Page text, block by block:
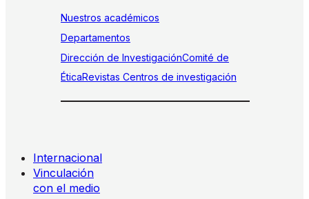
Nuestros académicos
Departamentos
Dirección de InvestigaciónComité de
ÉticaRevistas Centros de investigación
Internacional
Vinculación
con el medio